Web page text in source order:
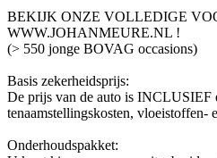
BEKIJK ONZE VOLLEDIGE
WWW.JOHANMEURE.NL !
(> 550 jonge BOVAG occasions)
Basis zekerheidsprijs:
De prijs van de auto is INCLUSIEF
tenaamstellingskosten, vloeistoffen-
Onderhoudspakket: